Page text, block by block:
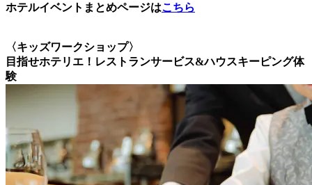
ホテルイベントまとめページはこちら
〈キッズワークショップ〉
目指せホテリエ！レストランサービス&ハウスキーピング体
験